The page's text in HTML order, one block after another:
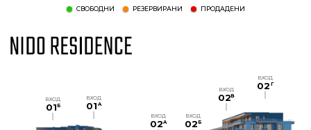
СВОБОДНИ РЕЗЕРВИРАНИ ПРОДАДЕНИ
ВХОД
01 A
ВХОД
01Б
ВХОД
02A
ВХОД
02Б
ВХОД
02В
ВХОД
02 Г